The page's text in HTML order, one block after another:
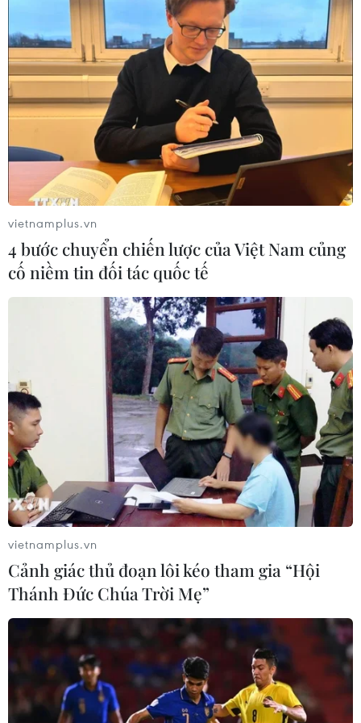
TIN CÙNG CHUYÊN MỤC
Tổng thống Iran nhấn mạnh Tehran
sẽ không bị ép buộc phải đầu hàng
08/08/2026 11:51
vietnamplus.vn
4 bước chuyển chiến lược của Việt Nam củng
cố niềm tin đối tác quốc tế
vietnamplus.vn
Cảnh giác thủ đoạn lôi kéo tham gia “Hội
Thánh Đức Chúa Trời Mẹ”